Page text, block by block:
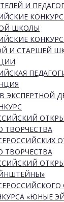
И
ШКОЛЫ
И СТАРШЕЙ
ЭКСПЕРТНОЙ
ТВОРЧЕСТВА
ТВОРЧЕСТВА
«ЮНЫЕ